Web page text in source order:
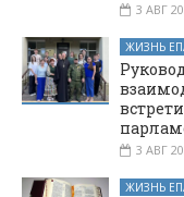
3 АВГ
ЖИЗНЬ
3 АВГ
ЖИЗНЬ